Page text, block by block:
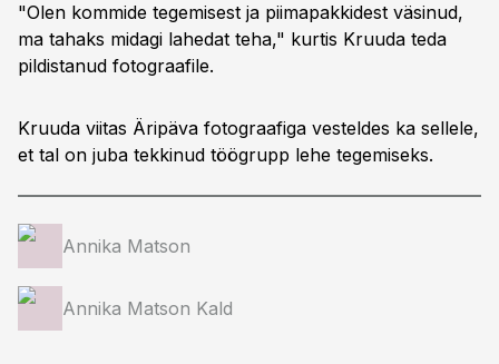
"Olen kommide tegemisest ja piimapakkidest väsinud,
ma tahaks midagi lahedat teha," kurtis Kruuda teda
pildistanud fotograafile.
Kruuda viitas Äripäva fotograafiga vesteldes ka sellele,
et tal on juba tekkinud töögrupp lehe tegemiseks.
Annika Matson
Annika Matson Kald